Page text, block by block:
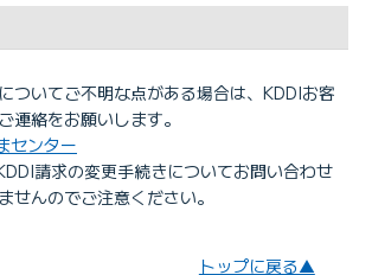
ついてご不明な点がある場合は、KDDIお客
連絡をお願いします。
センター
請求の変更手続きについてお問い合わせ
せんのでご注意ください。
トップに戻る▲